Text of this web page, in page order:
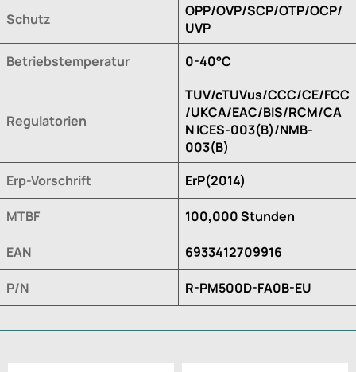
Schutz
OPP/OVP/SCP/OTP/OCP/
UVP
Betriebstemperatur
0-40°C
Regulatorien
TUV/cTUVus/CCC/CE/FCC
/UKCA/EAC/BIS/RCM/CA
N ICES-003(B)/NMB-
003(B)
Erp-Vorschrift
ErP(2014)
MTBF 100,000 Stunden
EAN 6933412709916
P/N R-PM500D-FA0B-EU